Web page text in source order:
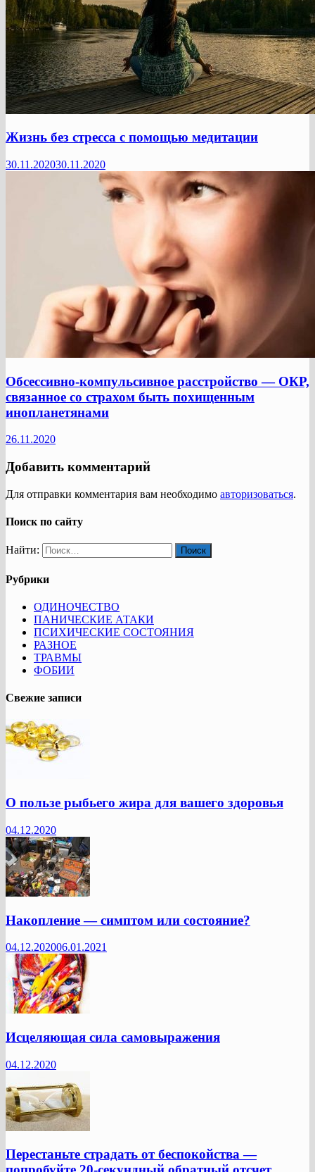
Жизнь без стресса с помощью медитации
30.11.202030.11.2020
Обсессивно-компульсивное расстройство — ОКР,
связанное со страхом быть похищенным
инопланетянами
26.11.2020
Добавить комментарий
Для отправки комментария вам необходимо авторизоваться.
Поиск по сайту
Найти:
Рубрики
ОДИНОЧЕСТВО
ПАНИЧЕСКИЕ АТАКИ
ПСИХИЧЕСКИЕ СОСТОЯНИЯ
РАЗНОЕ
ТРАВМЫ
ФОБИИ
Свежие записи
О пользе рыбьего жира для вашего здоровья
04.12.2020
Накопление — симптом или состояние?
04.12.202006.01.2021
Исцеляющая сила самовыражения
04.12.2020
Перестаньте страдать от беспокойства —